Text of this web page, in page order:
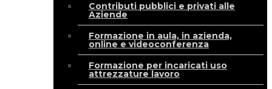
Contributi pubblici e privati alle
Aziende
Formazione in aula, in azienda,
online e videoconferenza
Formazione per incaricati uso
attrezzature lavoro